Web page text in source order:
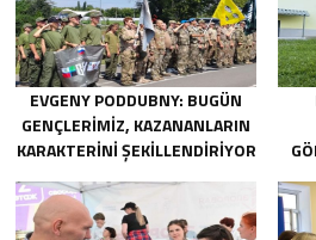
EVGENY PODDUBNY: BUGÜN
GENÇLERIMIZ, KAZANANLARIN
KARAKTERINI ŞEKILLENDIRIYOR